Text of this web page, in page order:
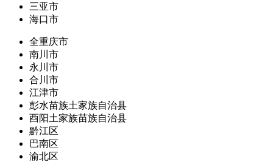
三亚市
海口市
全重庆市
南川市
永川市
合川市
江津市
彭水苗族土家族自治县
酉阳土家族苗族自治县
黔江区
巴南区
渝北区